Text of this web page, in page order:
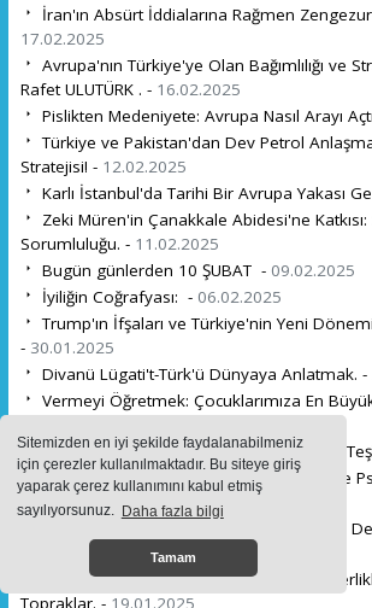
Sitemizden en iyi şekilde faydalanabilmeniz
için çerezler kullanılmaktadır. Bu siteye giriş
yaparak çerez kullanımını kabul etmiş
sayılıyorsunuz. Daha fazla bilgi
Tamam
İran'ın Absürt İddialarına Rağmen
17.02.2025
Avrupa'nın Türkiye'ye Olan Bağımlılığı ve
Rafet ULUTÜRK . - 16.02.2025
Pislikten Medeniyete: Avrupa Nasıl Arayı
Türkiye ve Pakistan'dan Dev Petrol
Stratejisi! - 12.02.2025
Karlı İstanbul'da Tarihi Bir Avrupa Yakası
Zeki Müren'in Çanakkale Abidesi'ne
Sorumluluğu. - 11.02.2025
Bugün günlerden 10 ŞUBAT - 09.02.2025
İyiliğin Coğrafyası: - 06.02.2025
Trump'ın İfşaları ve Türkiye'nin Yeni
- 30.01.2025
Divanü Lügati't-Türk'ü Dünyaya Anlatmak. -
Vermeyi Öğretmek: Çocuklarımıza En
Türk Gençlerine İlham Veren Bir Hikâye:
Yücelciler Teşkilatı: Bir Direnişin Sosyal ve
24.01.2025
İsrail-Hamas Çatışmasında Yeni Dönem:
22.01.2025
Bu Memleket Hepimizin: Birlik ve
Topraklar. - 19.01.2025